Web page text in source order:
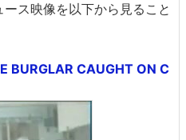
ス映像を以下から見ること
BURGLAR CAUGHT ON C